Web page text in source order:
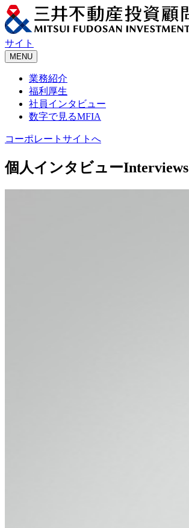
サイト
MENU
業務紹介
福利厚生
社員インタビュー
数字で見るMFIA
コーポレートサイトへ
個人インタビューInterviews